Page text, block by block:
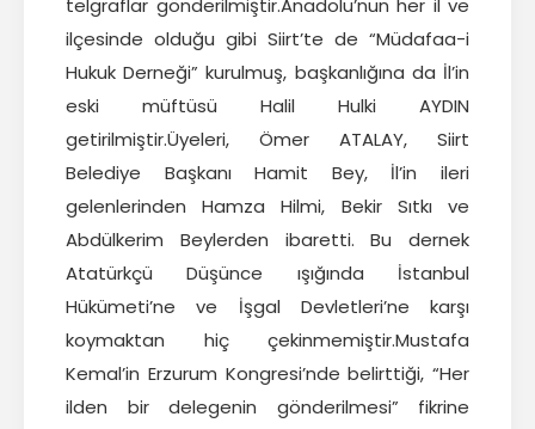
telgraflar gönderilmiştir.Anadolu’nun her il ve
ilçesinde olduğu gibi Siirt’te de “Müdafaa-i
Hukuk Derneği” kurulmuş, başkanlığına da İl’in
eski müftüsü Halil Hulki AYDIN
getirilmiştir.Üyeleri, Ömer ATALAY, Siirt
Belediye Başkanı Hamit Bey, İl’in ileri
gelenlerinden Hamza Hilmi, Bekir Sıtkı ve
Abdülkerim Beylerden ibaretti. Bu dernek
Atatürkçü Düşünce ışığında İstanbul
Hükümeti’ne ve İşgal Devletleri’ne karşı
koymaktan hiç çekinmemiştir.Mustafa
Kemal’in Erzurum Kongresi’nde belirttiği, “Her
ilden bir delegenin gönderilmesi” fikrine